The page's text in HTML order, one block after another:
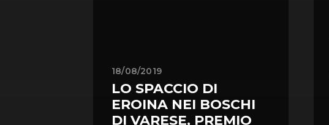
18/08/2019
LO SPACCIO DI
EROINA NEI BOSCHI
DI VARESE, PREMIO